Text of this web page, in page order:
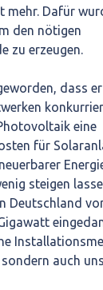
mehr. Dafür
den nötigen
zu erzeugen.
dass
eine
für
steigen
Deutschland
auch